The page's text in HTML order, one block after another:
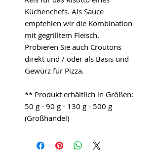
Küchenchefs. Als Sauce
empfehlen wir die Kombination
mit gegrilltem Fleisch.
Probieren Sie auch Croutons
direkt und / oder als Basis und
Gewürz für Pizza.
** Produkt erhältlich in Größen:
50 g - 90 g - 130 g - 500 g
(Großhandel)